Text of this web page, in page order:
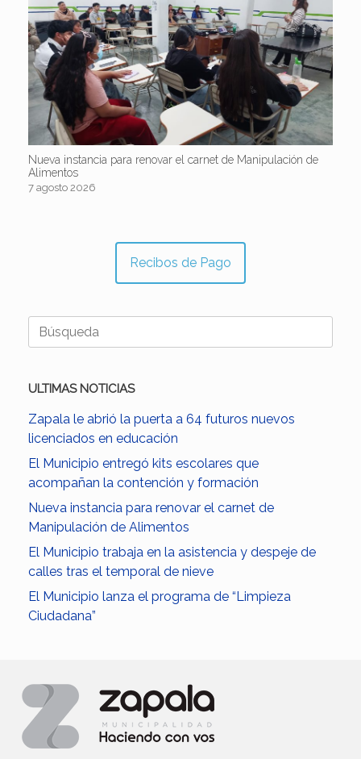
Nueva instancia para renovar el carnet de Manipulación de
Alimentos
7 agosto 2026
Recibos de Pago
Buscar:
ULTIMAS NOTICIAS
Zapala le abrió la puerta a 64 futuros nuevos
licenciados en educación
El Municipio entregó kits escolares que
acompañan la contención y formación
Nueva instancia para renovar el carnet de
Manipulación de Alimentos
El Municipio trabaja en la asistencia y despeje de
calles tras el temporal de nieve
El Municipio lanza el programa de “Limpieza
Ciudadana”